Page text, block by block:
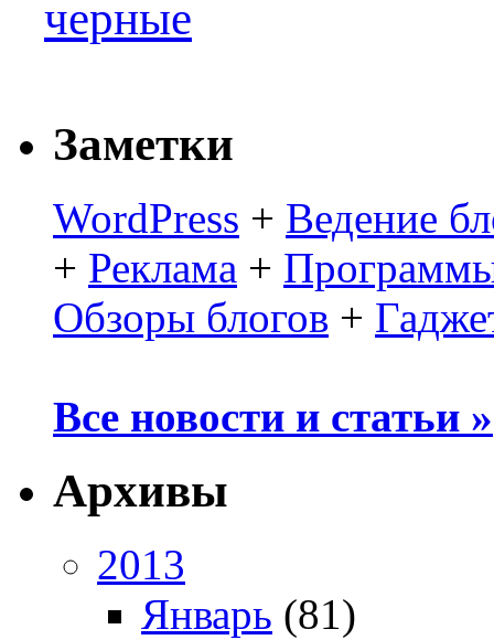
черные
Заметки
WordPress + Ведение
+ Реклама +
Обзоры блогов +
Все новости и статьи »
Архивы
2013
Январь (81)